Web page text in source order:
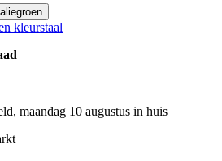
kleurstaal
maandag 10 augustus in huis